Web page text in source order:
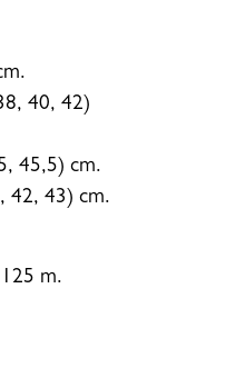
40, 42)
45,5) cm.
42, 43) cm.
m.